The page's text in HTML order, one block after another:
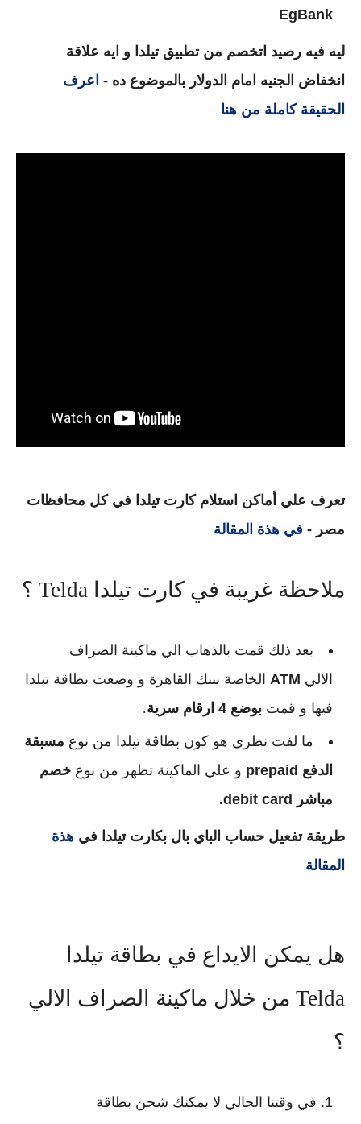
EgBank
ليه فيه رصيد اتخصم من تطبيق تيلدا و ايه علاقة
انخفاض الجنيه امام الدولار بالموضوع ده - اعرف
الحقيقة كاملة من هنا
تعرف علي أماكن استلام كارت تيلدا في كل محافظات
مصر - في هذة المقالة
ملاحظة غريبة في كارت تيلدا Telda ؟
بعد ذلك قمت بالذهاب الي ماكينة الصراف
الالي ATM الخاصة ببنك القاهرة و وضعت بطاقة تيلدا
فيها و قمت بوضع 4 ارقام سرية .
ما لفت نظري هو كون بطاقة تيلدا من نوع مسبقة
الدفع prepaid و علي الماكينة تظهر من نوع خصم
مباشر debit card.
طريقة تفعيل حساب الباي بال بكارت تيلدا في هذة
المقالة
هل يمكن الايداع في بطاقة تيلدا
Telda من خلال ماكينة الصراف الالي
؟
في وقتنا الحالي لا يمكنك شحن بطاقة